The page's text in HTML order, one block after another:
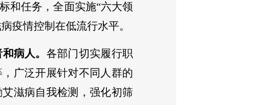
和任务，全面实施“六大领
疫情控制在低流行水平。
病人。 各部门切实履行职
广泛开展针对不同人群的
艾滋病自我检测，强化初筛